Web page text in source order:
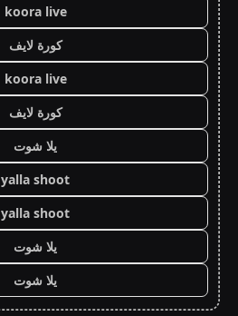
koora live
كورة لايف
koora live
كورة لايف
يلا شوت
yalla shoot
yalla shoot
يلا شوت
يلا شوت